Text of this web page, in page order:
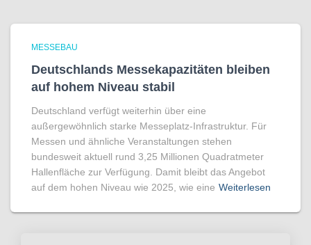
MESSEBAU
Deutschlands Messekapazitäten bleiben
auf hohem Niveau stabil
Deutschland verfügt weiterhin über eine
außergewöhnlich starke Messeplatz-Infrastruktur. Für
Messen und ähnliche Veranstaltungen stehen
bundesweit aktuell rund 3,25 Millionen Quadratmeter
Hallenfläche zur Verfügung. Damit bleibt das Angebot
auf dem hohen Niveau wie 2025, wie eine Weiterlesen